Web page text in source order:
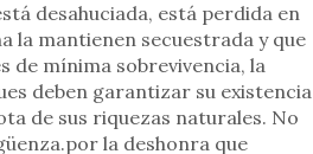
desahuciada, está perdida en
la mantienen secuestrada y que
de mínima sobrevivencia, la
deben garantizar su existencia
de sus riquezas naturales. No
la deshonra que